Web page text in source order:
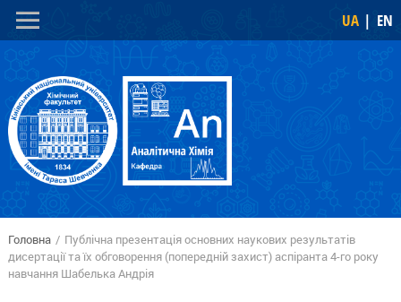
Перейти
до
вмісту
Skip to
navigation
UA EN
Ви є тут
Головна / Публічна презентація основних наукових результатів
дисертації та їх обговорення (попередній захист) аспіранта 4-го року
навчання Шабелька Андрія